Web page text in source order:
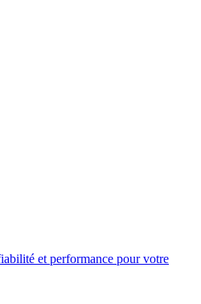
et performance pour votre